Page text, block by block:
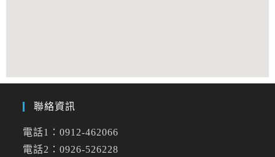
聯絡資訊
電話1：0912-462066
電話2：0926-526228